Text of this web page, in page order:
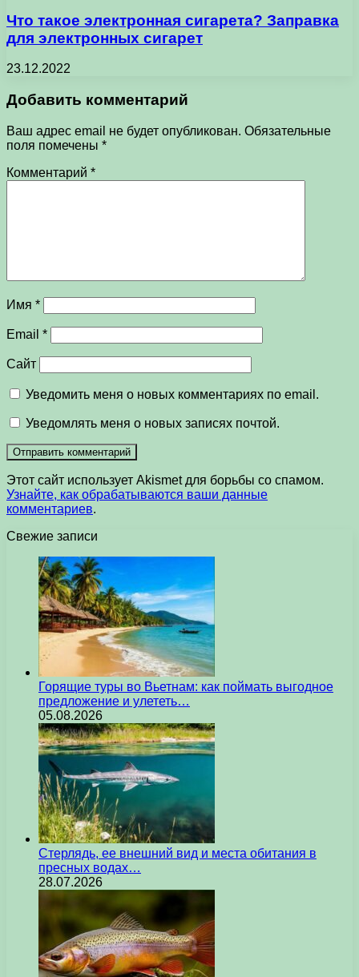
Что такое электронная сигарета? Заправка
для электронных сигарет
23.12.2022
Добавить комментарий
Ваш адрес email не будет опубликован. Обязательные
поля помечены *
Комментарий *
Имя *
Email *
Сайт
Уведомить меня о новых комментариях по email.
Уведомлять меня о новых записях почтой.
Этот сайт использует Akismet для борьбы со спамом.
Узнайте, как обрабатываются ваши данные
комментариев.
Свежие записи
Горящие туры во Вьетнам: как поймать выгодное
предложение и улететь…
05.08.2026
Стерлядь, ее внешний вид и места обитания в
пресных водах…
28.07.2026